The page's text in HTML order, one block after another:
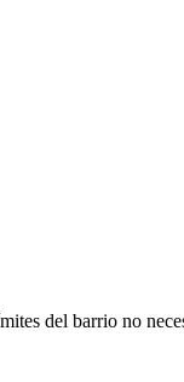
del barrio no